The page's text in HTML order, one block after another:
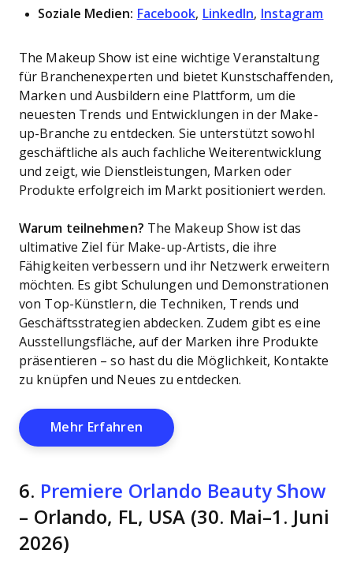
Soziale Medien: Facebook, LinkedIn, Instagram
The Makeup Show ist eine wichtige Veranstaltung
für Branchenexperten und bietet Kunstschaffenden,
Marken und Ausbildern eine Plattform, um die
neuesten Trends und Entwicklungen in der Make-
up-Branche zu entdecken. Sie unterstützt sowohl
geschäftliche als auch fachliche Weiterentwicklung
und zeigt, wie Dienstleistungen, Marken oder
Produkte erfolgreich im Markt positioniert werden.
Warum teilnehmen? The Makeup Show ist das
ultimative Ziel für Make-up-Artists, die ihre
Fähigkeiten verbessern und ihr Netzwerk erweitern
möchten. Es gibt Schulungen und Demonstrationen
von Top-Künstlern, die Techniken, Trends und
Geschäftsstrategien abdecken. Zudem gibt es eine
Ausstellungsfläche, auf der Marken ihre Produkte
präsentieren – so hast du die Möglichkeit, Kontakte
zu knüpfen und Neues zu entdecken.
Mehr Erfahren Opens New Window
6. Premiere Orlando Beauty Show
– Orlando, FL, USA (30. Mai–1. Juni
2026)